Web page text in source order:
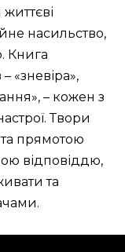
насильство,
Книга
«зневіра»,
– кожен з
Твори
прямотою
відповіддю,
та